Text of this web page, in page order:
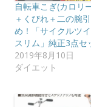
自転車こぎ(カロリ
＋くびれ＋二の腕
め！「サイクルツ
スリム」純正3点セ
2019年8月10日
ダイエット